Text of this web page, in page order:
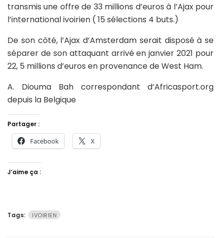
transmis une offre de 33 millions d’euros à l’Ajax pour
l’international ivoirien ( 15 sélections 4 buts.)
De son côté, l’Ajax d’Amsterdam serait disposé à se
séparer de son attaquant arrivé en janvier 2021 pour
22, 5 millions d’euros en provenance de West Ham.
A. Diouma Bah correspondant d’Africasport.org
depuis la Belgique
Partager :
Facebook X
J’aime ça :
Tags: IVOIRIEN